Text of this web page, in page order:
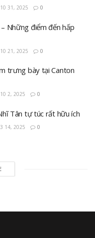
31, 2025 0
Những điểm đến hấp
21, 2025 0
trưng bày tại Canton
2, 2025 0
Tân tự túc rất hữu ích
14, 2025 0